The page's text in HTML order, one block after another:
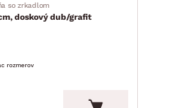
so zrkadlom
doskový dub/grafit
rozmerov